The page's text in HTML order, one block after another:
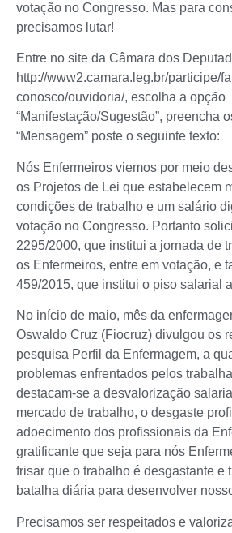
votação no Congresso. Mas para
precisamos lutar!
Entre no site da Câmara dos
http://www2.camara.leg.br/participe/
conosco/ouvidoria/, escolha a opção
“Manifestação/Sugestão”, preencha
“Mensagem” poste o seguinte texto:
Nós Enfermeiros viemos por meio
os Projetos de Lei que estabelecem
condições de trabalho e um salário
votação no Congresso. Portanto
2295/2000, que institui a jornada de
os Enfermeiros, entre em votação, e
459/2015, que institui o piso salarial
No início de maio, mês da
Oswaldo Cruz (Fiocruz) divulgou os
pesquisa Perfil da Enfermagem, a
problemas enfrentados pelos
destacam-se a desvalorização
mercado de trabalho, o desgaste
adoecimento dos profissionais da
gratificante que seja para nós
frisar que o trabalho é desgastante e
batalha diária para desenvolver
Precisamos ser respeitados e